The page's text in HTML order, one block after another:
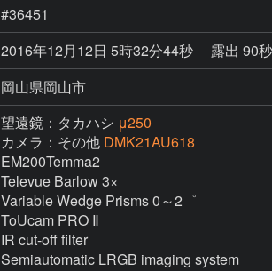
#36451
2016年12月12日 5時32分44秒
露出 90秒
岡山県岡山市
望遠鏡：タカハシ μ250
カメラ：その他 DMK21AU618
EM200Temma2
Televue Barlow 3×
Variable Wedge Prisms 0～2゜
ToUcam PRO Ⅱ
IR cut-off filter
Semiautomatic LRGB imaging system